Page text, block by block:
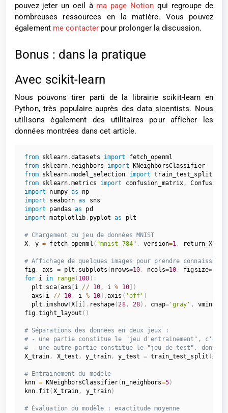
pouvez jeter un oeil à ma page Notion qui regroupe de
nombreuses ressources en la matière. Vous pouvez
également me contacter pour prolonger la discussion.
Bonus : dans la pratique
Avec scikit-learn
Nous pouvons tirer parti de la librairie scikit-learn en
Python, très populaire auprès des data sicentists. Nous
utilisons également des utilitaires pour afficher les
données montrées dans cet article.
from sklearn.datasets import
from sklearn. neighbors import
KNeighborsClassifier
from sklearn.model_selection import
from sklearn.metrics import confusion_matrix ,
import numpy as
import seaborn as
import pandas as
import matplotlib . pyplot as plt
# Chargement du jeu de données MNIST
X, y = fetch_openml ( "mnist_784" , version=1 , return_X_y
# Affichage de quelques images pour prendre connaissance
fig , axs = plt . subplots ( nrows=10 , ncols=10 , figsize=
for i in range( 100 ) :
  plt
. sca(axs i // 10, i % 10]
)
  axs
i // 10 , i % 10] .axis ( 'off' )
  plt
. imshow(X i . reshape(28, 28) , cmap='gray' , vmin=
fig .tight_layout ( )
# Séparations des données en deux jeux :
# - une partie constitue le "jeu d'entrainement", c'est-
# - une autre partie constitue le "jeu de test", dont
X_train , X_test , y_train , y_test = train_test_split (X
# Entrainement du modèle
knn = KNeighborsClassifier( n_neighbors=5)
knn . fit ( X_train , y_train)
# Évaluation du modèle : exactitude moyenne